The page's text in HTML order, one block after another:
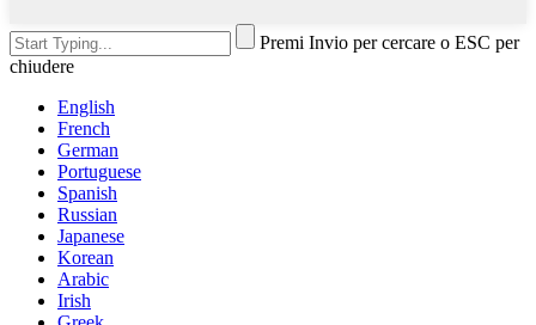
Premi Invio per cercare o ESC per
chiudere
English
French
German
Portuguese
Spanish
Russian
Japanese
Korean
Arabic
Irish